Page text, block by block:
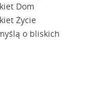
Dom
Życie
o bliskich